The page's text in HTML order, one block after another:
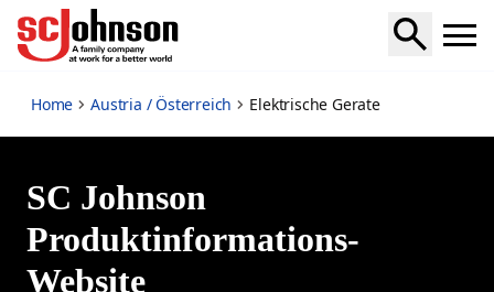
Elektrische Gerate
Home Austria / Österreich Elektrische Gerate
SC Johnson
Produktinformations-
Website